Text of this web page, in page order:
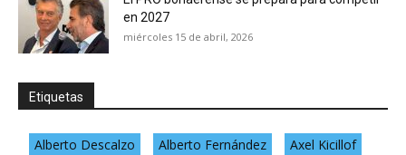
en 2027
miércoles 15 de abril, 2026
Etiquetas
Alberto Descalzo Alberto Fernández
Axel Kicillof